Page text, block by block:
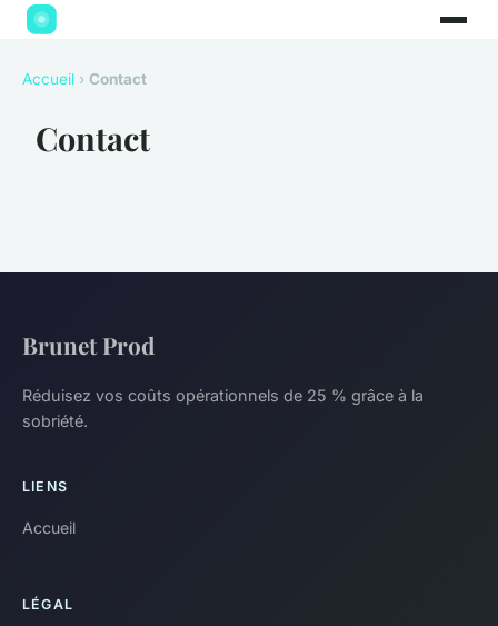
Accueil › Contact
Contact
Brunet Prod
Réduisez vos coûts opérationnels de 25 % grâce à la
sobriété.
LIENS
Accueil
LÉGAL